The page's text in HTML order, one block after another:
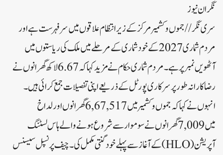
نگران نیوز
سری نگر// جموں و کشمیر مرکز کے زیر انتظام علاقوں میں سرفہرست ہے اور
مردم شماری 2027 کے خود شماری کے مرحلے میں ملک کی ریاستوں میں
آٹھویں نمبر پر ہے۔ مردم شماری حکام نے مزید کہا کہ 6.67 لاکھ گھرانوں نے
رضاکارانہ طور پر سرکاری پورٹل کے ذریعے اپنی تفصیلات جمع کرائی ہیں۔
انہوں نے کہا کہ جموں و کشمیر میں 6,67,517 گھرانوں اور لداخ
میں 7,009 گھرانوں نے سوموار سے شروع ہونے والے ہاس لسٹنگ
آپریشن (HLO) کے آغاز سے پہلے خود گنتی مکمل کی۔ چیف پرنسپل سیسنس